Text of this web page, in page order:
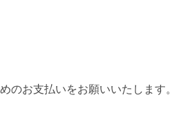
のお支払いをお願いいたします。